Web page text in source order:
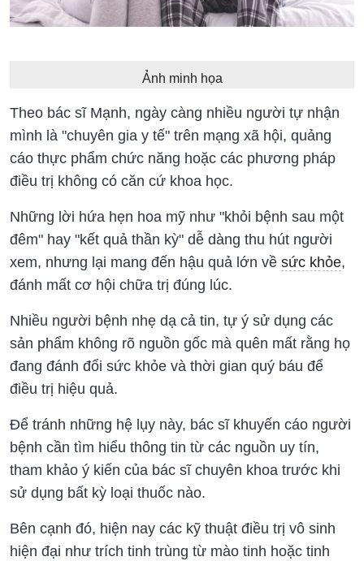
Ảnh minh họa
Theo bác sĩ Mạnh, ngày càng nhiều người tự nhận
mình là "chuyên gia y tế" trên mạng xã hội, quảng
cáo thực phẩm chức năng hoặc các phương pháp
điều trị không có căn cứ khoa học.
Những lời hứa hẹn hoa mỹ như "khỏi bệnh sau một
đêm" hay "kết quả thần kỳ" dễ dàng thu hút người
xem, nhưng lại mang đến hậu quả lớn về sức khỏe,
đánh mất cơ hội chữa trị đúng lúc.
Nhiều người bệnh nhẹ dạ cả tin, tự ý sử dụng các
sản phẩm không rõ nguồn gốc mà quên mất rằng họ
đang đánh đổi sức khỏe và thời gian quý báu để
điều trị hiệu quả.
Để tránh những hệ lụy này, bác sĩ khuyến cáo người
bệnh cần tìm hiểu thông tin từ các nguồn uy tín,
tham khảo ý kiến của bác sĩ chuyên khoa trước khi
sử dụng bất kỳ loại thuốc nào.
Bên cạnh đó, hiện nay các kỹ thuật điều trị vô sinh
hiện đại như trích tinh trùng từ mào tinh hoặc tinh